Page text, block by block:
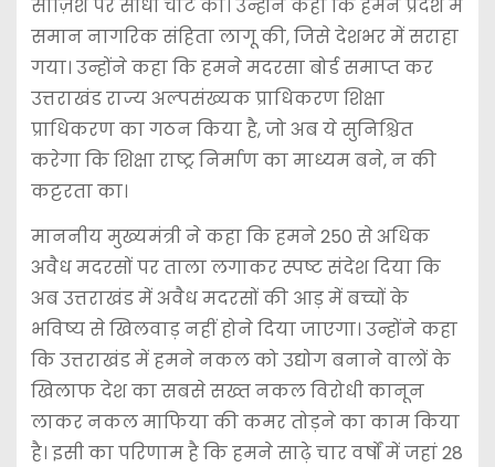
साज़िश पर सीधी चोट की। उन्होंने कहा कि हमने प्रदेश में
समान नागरिक संहिता लागू की, जिसे देशभर में सराहा
गया। उन्होंने कहा कि हमने मदरसा बोर्ड समाप्त कर
उत्तराखंड राज्य अल्पसंख्यक प्राधिकरण शिक्षा
प्राधिकरण का गठन किया है, जो अब ये सुनिश्चित
करेगा कि शिक्षा राष्ट्र निर्माण का माध्यम बने, न की
कट्टरता का।
माननीय मुख्यमंत्री ने कहा कि हमने 250 से अधिक
अवैध मदरसों पर ताला लगाकर स्पष्ट संदेश दिया कि
अब उत्तराखंड में अवैध मदरसों की आड़ में बच्चों के
भविष्य से खिलवाड़ नहीं होने दिया जाएगा। उन्होंने कहा
कि उत्तराखंड में हमने नकल को उद्योग बनाने वालों के
खिलाफ देश का सबसे सख्त नकल विरोधी कानून
लाकर नकल माफिया की कमर तोड़ने का काम किया
है। इसी का परिणाम है कि हमने साढ़े चार वर्षों में जहां 28